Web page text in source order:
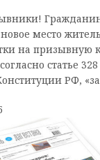
Гражданин
место
на призывную
статье
РФ,